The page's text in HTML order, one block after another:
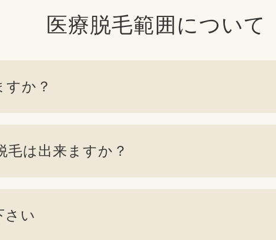
医療脱毛範囲について
すか？
毛は出来ますか？
さい